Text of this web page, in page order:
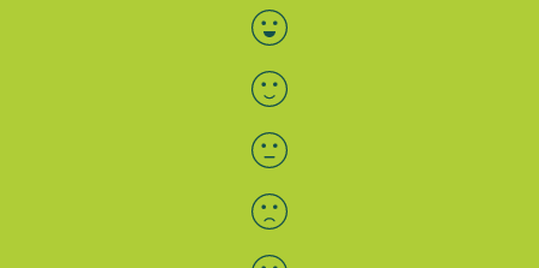
Bewertung auswählen